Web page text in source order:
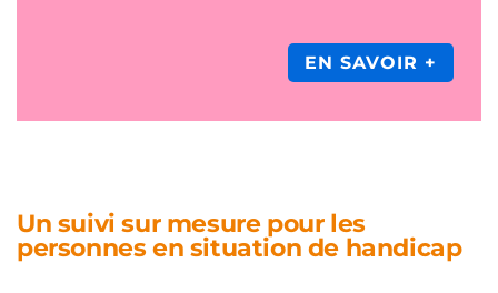
EN SAVOIR +
Un suivi sur mesure pour les
personnes en situation de handicap